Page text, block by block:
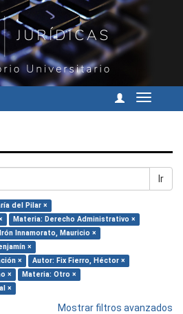
Cambiar
Ir
del Pilar ×
Materia: Derecho Administrativo ×
Innamorato, Mauricio ×
×
×
Autor: Fix Fierro, Héctor ×
×
Materia: Otro ×
×
Mostrar filtros avanzados